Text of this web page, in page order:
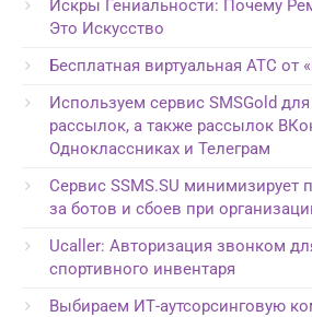
Искры Гениальности: Почему
Это Искусство
Бесплатная виртуальная АТС от
Используем сервис SMSGold
рассылок, а также рассылок
Одноклассниках и Телеграм
Сервис SSMS.SU минимизирует
за ботов и сбоев при
Ucaller: Авторизация звонком
спортивного инвентаря
Выбираем ИТ-аутсорсинговую